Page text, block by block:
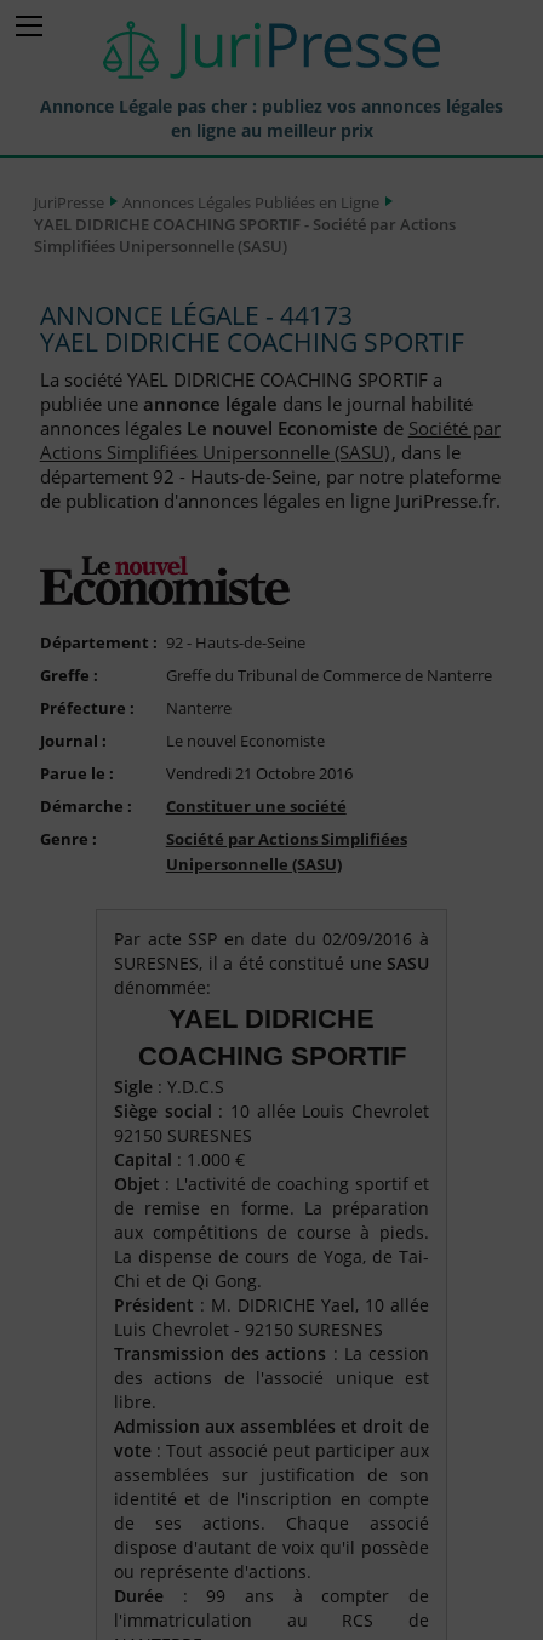
Annonce Légale pas cher : publiez vos annonces légales
en ligne au meilleur prix
Annonces Légales Publiées
Journaux Habilités (JAL) Annonces Légales
Liste des Greffes
Liste des CCI
Le Blog pour les Entreprises
Nous Contacter
Compte PRO
JuriPresse
Annonces Légales Publiées en Ligne
YAEL DIDRICHE COACHING SPORTIF - Société par Actions
Simplifiées Unipersonnelle (SASU)
ANNONCE LÉGALE - 44173
YAEL DIDRICHE COACHING SPORTIF
La société YAEL DIDRICHE COACHING SPORTIF a
publiée une annonce légale dans le journal habilité
annonces légales Le nouvel Economiste de Société par
Actions Simplifiées Unipersonnelle (SASU), dans le
département 92 - Hauts-de-Seine, par notre plateforme
de publication d'annonces légales en ligne JuriPresse.fr.
Département : 92 - Hauts-de-Seine
Greffe :
Greffe du Tribunal de Commerce de Nanterre
Préfecture :
Nanterre
Journal :
Le nouvel Economiste
Parue le :
Vendredi 21 Octobre 2016
Démarche :
Constituer une société
Genre :
Société par Actions Simplifiées
Unipersonnelle (SASU)
Par acte SSP en date du 02/09/2016 à
SURESNES, il a été constitué une SASU
dénommée:
YAEL DIDRICHE
COACHING SPORTIF
Sigle : Y.D.C.S
Siège social : 10 allée Louis Chevrolet
92150 SURESNES
Capital : 1.000 €
Objet : L'activité de coaching sportif et
de remise en forme. La préparation
aux compétitions de course à pieds.
La dispense de cours de Yoga, de Tai-
Chi et de Qi Gong.
Président : M. DIDRICHE Yael, 10 allée
Luis Chevrolet - 92150 SURESNES
Transmission des actions : La cession
des actions de l'associé unique est
libre.
Admission aux assemblées et droit de
vote : Tout associé peut participer aux
assemblées sur justification de son
identité et de l'inscription en compte
de ses actions. Chaque associé
dispose d'autant de voix qu'il possède
ou représente d'actions.
Durée : 99 ans à compter de
l'immatriculation au RCS de